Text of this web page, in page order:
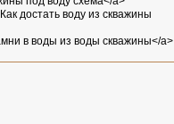
достать воду из скважины
в воды из воды скважины</a>